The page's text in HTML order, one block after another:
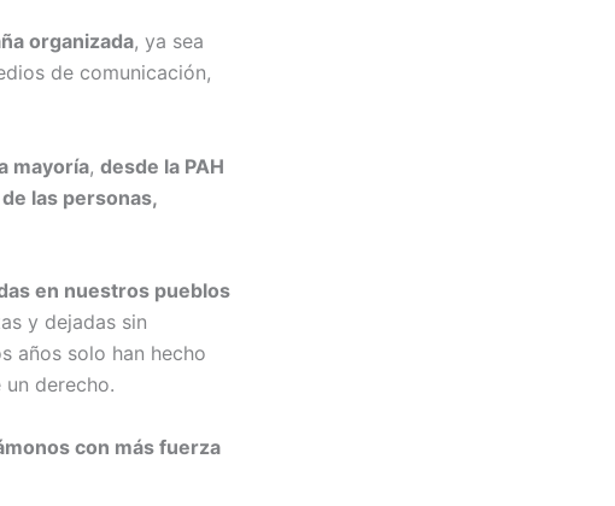
organizada, ya sea
de comunicación,
mayoría, desde la PAH
las personas,
en nuestros pueblos
y dejadas sin
años solo han hecho
derecho.
con más fuerza